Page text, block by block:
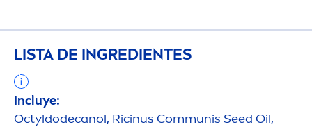
LISTA DE INGREDIENTES
Incluye:
Octyldodecanol, Ricinus Communis Seed Oil,